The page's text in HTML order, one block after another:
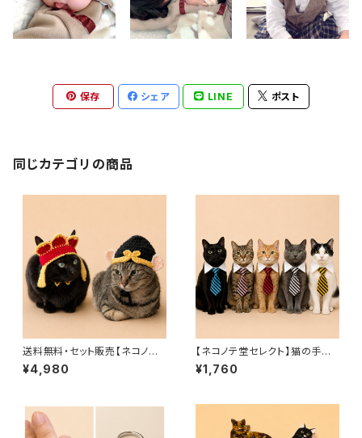
保存 シェア LINE ポスト
同じカテゴリの商品
送料無料・セット販売【ネコノテ
堂セレクト】西遊記｜孫悟空（猪
八戒）・三蔵法師｜写真映え・S
¥4,980
【ネコノテ堂セレクト】猫の手も
借りたい！？猫用ビジネスネクタ
イ | ネクタイ ペット用品 ペット
¥1,760